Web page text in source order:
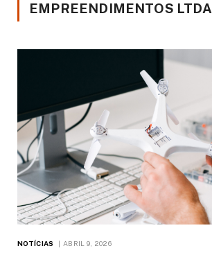
EMPREENDIMENTOS LTDA
NOTÍCIAS ABRIL 9, 2026